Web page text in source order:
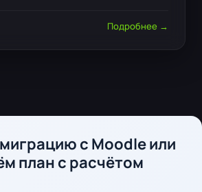
Подробнее →
с Moodle или
план с расчётом